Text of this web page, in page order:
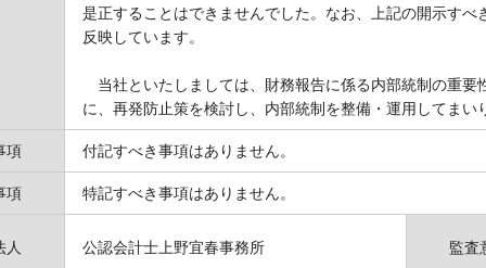
是正することはできませんでした。なお、上記の開示す
反映しています。
当社といたしましては、財務報告に係る内部統制の重要
に、再発防止策を検討し、内部統制を整備・運用してまい
項 付記すべき事項はありません。
項 特記すべき事項はありません。
人 公認会計士上野宜春事務所 監査